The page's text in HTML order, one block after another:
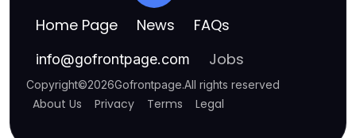
Home Page News FAQs
info@gofrontpage.com Jobs
Copyright©2026Gofrontpage.All rights reserved
About Us Privacy Terms Legal